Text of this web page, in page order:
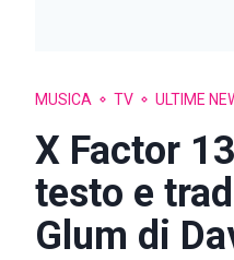
MUSICA TV ULTIME
X Factor
testo e
Glum di